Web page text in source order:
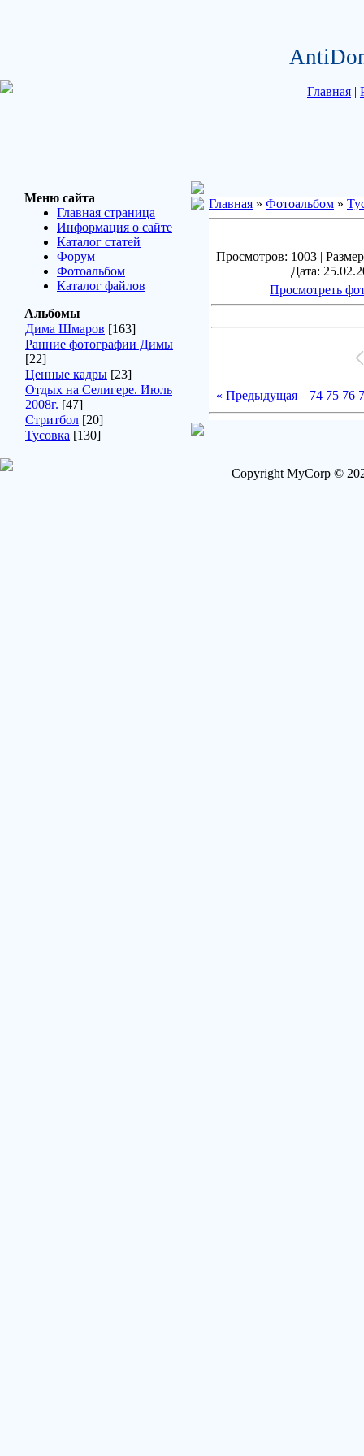
Главная |
Меню сайта
Главная страница
Информация о сайте
Каталог статей
Форум
Фотоальбом
Каталог файлов
Альбомы
Дима Шмаров [163]
Ранние фотографии Димы
[22]
Ценные кадры [23]
Отдых на Селигере. Июль
2008г. [47]
Стритбол [20]
Тусовка [130]
Главная » Фотоальбом »
Просмотров: 1003 |
Дата:
Просмотреть
« Предыдущая | 74 75 76
Copyright MyCorp ©